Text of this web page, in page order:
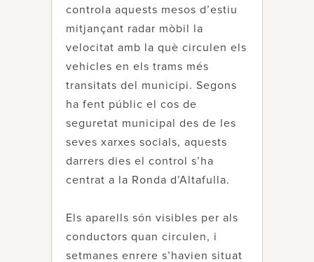
controla aquests mesos d’estiu
mitjançant radar mòbil la
velocitat amb la què circulen els
vehicles en els trams més
transitats del municipi. Segons
ha fent públic el cos de
seguretat municipal des de les
seves xarxes socials, aquests
darrers dies el control s’ha
centrat a la Ronda d’Altafulla.
Els aparells són visibles per als
conductors quan circulen, i
setmanes enrere s’havien situat